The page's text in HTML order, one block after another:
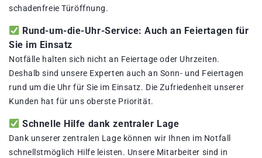
schadenfreie Türöffnung.
Rund-um-die-Uhr-Service: Auch an Feiertagen für
Sie im Einsatz
Notfälle halten sich nicht an Feiertage oder Uhrzeiten.
Deshalb sind unsere Experten auch an Sonn- und Feiertagen
rund um die Uhr für Sie im Einsatz. Die Zufriedenheit unserer
Kunden hat für uns oberste Priorität.
Schnelle Hilfe dank zentraler Lage
Dank unserer zentralen Lage können wir Ihnen im Notfall
schnellstmöglich Hilfe leisten. Unsere Mitarbeiter sind in